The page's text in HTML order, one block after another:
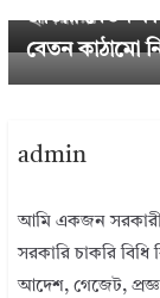
হুঁশিয়ারি?
জাতীয় বেতন
বেতন কাঠামো
admin
আমি একজন সরকারী
সরকারি চাকরি
আদেশ, গেজেট,